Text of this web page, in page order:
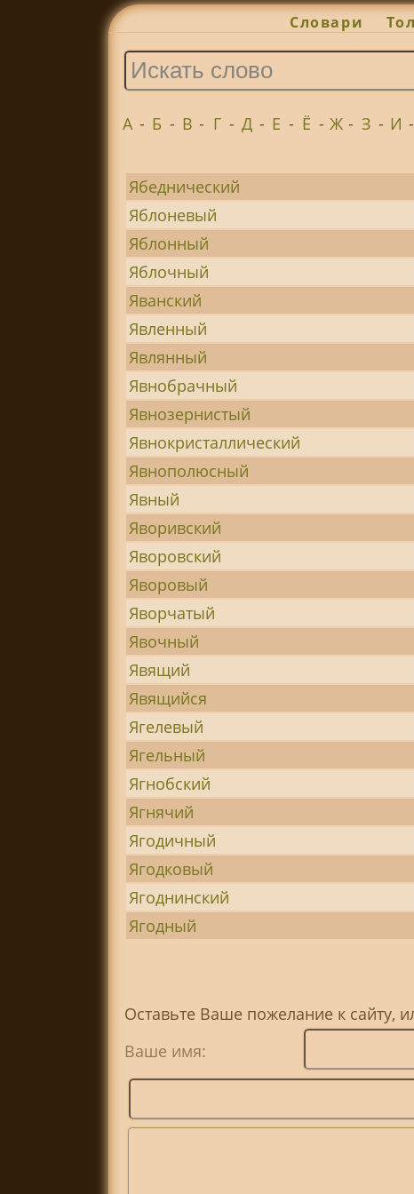
Словари
А - Б - В - Г - Д - Е - Ё - Ж - З - И -
Ябеднический
Яблоневый
Яблонный
Яблочный
Яванский
Явленный
Являнный
Явнобрачный
Явнозернистый
Явнокристаллический
Явнополюсный
Явный
Яворивский
Яворовский
Яворовый
Яворчатый
Явочный
Явящий
Явящийся
Ягелевый
Ягельный
Ягнобский
Ягнячий
Ягодичный
Ягодковый
Ягоднинский
Ягодный
Оставьте Ваше пожелание к сайту,
Ваше имя: